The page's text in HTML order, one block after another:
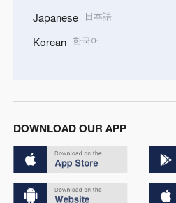
Japanese 日本語
Korean 한국어
DOWNLOAD OUR APP